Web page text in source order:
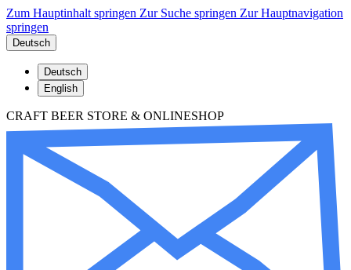
Zum Hauptinhalt springen Zur Suche springen Zur Hauptnavigation
springen
Deutsch
Deutsch
English
CRAFT BEER STORE & ONLINESHOP